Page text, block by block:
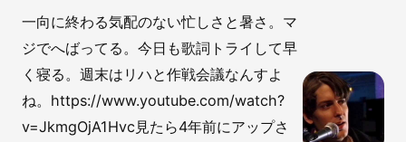
一向に終わる気配のない忙しさと暑さ。マ
ジでへばってる。今日も歌詞トライして早
く寝る。週末はリハと作戦会議なんすよ
ね。https://www.youtube.com/watch?
v=JkmgOjA1Hvc見たら4年前にアップさ